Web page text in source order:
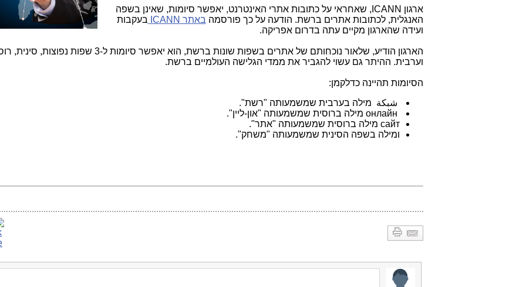
ארגון ICANN, שאחראי על כתובות אתרי האינטרנט, יאפשר סיומות, שאינן בשפה
האנגלית, לכתובות אתרים ברשת. הודעה על כך פורסמה באתר ICANN
בעקבות
ועידה שהארגון מקיים עתה בדרום אפריקה.
הארגון הודיע, שלאור נוכחותם של אתרים בשפות שונות ברשת, הוא יאפשר סיומות ל-3 שפות נפוצות,
וערבית. ההיתר גם עשוי להגביר את ממדי הגלישה העולמיים ברשת.
הסיומות תהיינה כדלקמן:
شبكة מילה בערבית שמשמעותה "רשת".
сайт מילה ברוסית שמשמעותה "אתר".
ומילה בשפה הסינית שמשמעותה "משחק".